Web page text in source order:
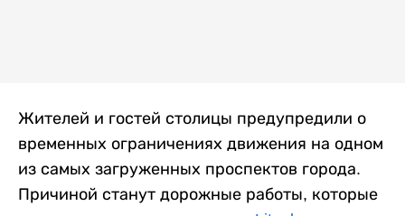
Жителей и гостей столицы предупредили о
временных ограничениях движения на одном
из самых загруженных проспектов города.
Причиной станут дорожные работы, которые